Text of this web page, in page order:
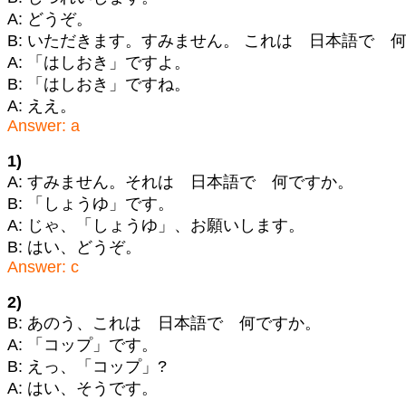
A: どうぞ。
B: いただきます。すみません。 これは 日本語で 何
A: 「はしおき」ですよ。
B: 「はしおき」ですね。
A: ええ。
Answer: a
1)
A: すみません。それは 日本語で 何ですか。
B: 「しょうゆ」です。
A: じゃ、「しょうゆ」、お願いします。
B: はい、どうぞ。
Answer: c
2)
B: あのう、これは 日本語で 何ですか。
A: 「コップ」です。
B: えっ、「コップ」?
A: はい、そうです。